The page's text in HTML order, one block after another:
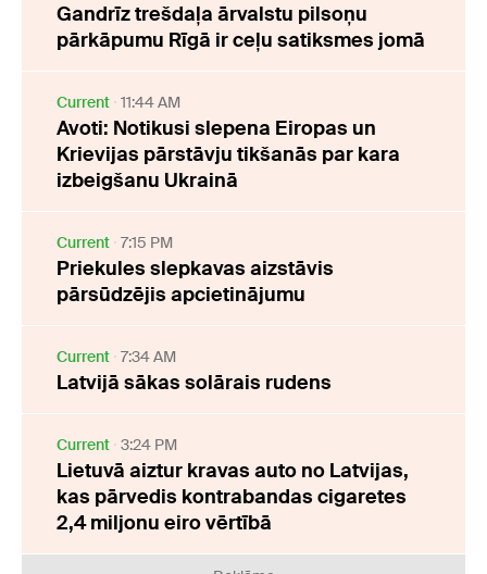
Gandrīz trešdaļa ārvalstu pilsoņu
pārkāpumu Rīgā ir ceļu satiksmes jomā
Current 11:44 AM
Avoti: Notikusi slepena Eiropas un
Krievijas pārstāvju tikšanās par kara
izbeigšanu Ukrainā
Current 7:15 PM
Priekules slepkavas aizstāvis
pārsūdzējis apcietinājumu
Current 7:34 AM
Latvijā sākas solārais rudens
Current 3:24 PM
Lietuvā aiztur kravas auto no Latvijas,
kas pārvedis kontrabandas cigaretes
2,4 miljonu eiro vērtībā